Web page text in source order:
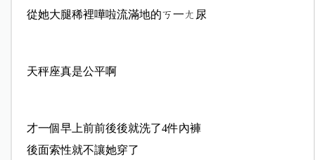
從她大腿稀裡嘩啦流滿地的ㄎ一ㄤ尿
天秤座真是公平啊
才一個早上前前後後就洗了4件內褲
後面索性就不讓她穿了